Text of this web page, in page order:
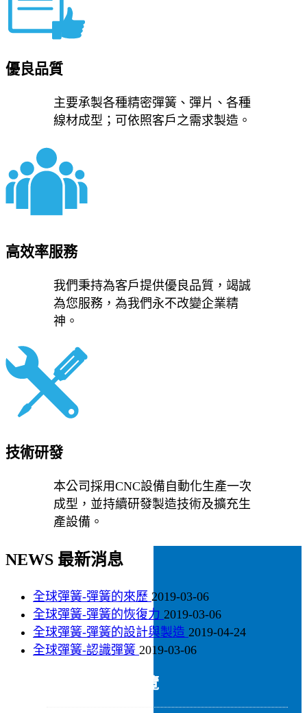
優良品質
主要承製各種精密彈簧、彈片、各種
線材成型；可依照客戶之需求製造。
高效率服務
我們秉持為客戶提供優良品質，竭誠
為您服務，為我們永不改變企業精
神。
技術研發
本公司採用CNC設備自動化生產一次
成型，並持續研發製造技術及擴充生
產設備。
NEWS 最新消息
全球彈簧-彈簧的來歷 2019-03-06
全球彈簧-彈簧的恢復力 2019-03-06
全球彈簧-彈簧的設計與製造 2019-04-24
全球彈簧-認識彈簧 2019-03-06
PRODUCTS 產品總覽